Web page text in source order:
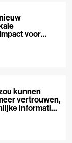
voor
kunnen
vertrouwen,
informatie